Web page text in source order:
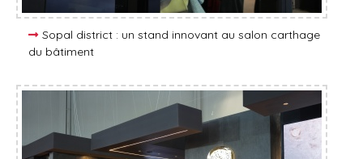
Sopal district : un stand innovant au salon carthage
du bâtiment